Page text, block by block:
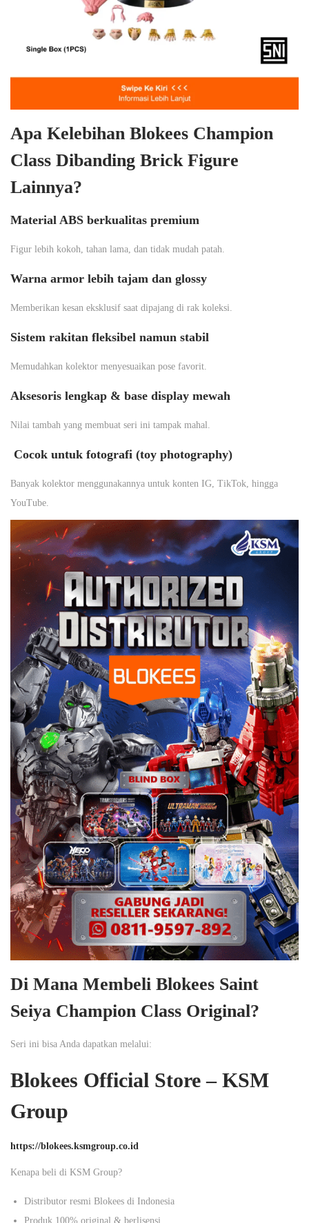
Apa Kelebihan Blokees Champion
Class Dibanding Brick Figure
Lainnya?
Material ABS berkualitas premium
Figur lebih kokoh, tahan lama, dan tidak mudah patah.
Warna armor lebih tajam dan glossy
Memberikan kesan eksklusif saat dipajang di rak koleksi.
Sistem rakitan fleksibel namun stabil
Memudahkan kolektor menyesuaikan pose favorit.
Aksesoris lengkap & base display mewah
Nilai tambah yang membuat seri ini tampak mahal.
Cocok untuk fotografi (toy photography)
Banyak kolektor menggunakannya untuk konten IG, TikTok, hingga
YouTube.
Di Mana Membeli Blokees Saint
Seiya Champion Class Original?
Seri ini bisa Anda dapatkan melalui:
Blokees Official Store – KSM
Group
https://blokees.ksmgroup.co.id
Kenapa beli di KSM Group?
Distributor resmi Blokees di Indonesia
Produk 100% original & berlisensi